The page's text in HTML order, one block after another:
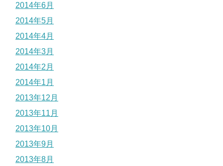
2014年6月
2014年5月
2014年4月
2014年3月
2014年2月
2014年1月
2013年12月
2013年11月
2013年10月
2013年9月
2013年8月